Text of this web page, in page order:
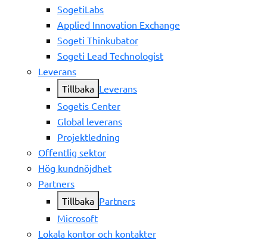
SogetiLabs
Applied Innovation Exchange
Sogeti Thinkubator
Sogeti Lead Technologist
Leverans
Tillbaka Leverans
Sogetis Center
Global leverans
Projektledning
Offentlig sektor
Hög kundnöjdhet
Partners
Tillbaka Partners
Microsoft
Lokala kontor och kontakter